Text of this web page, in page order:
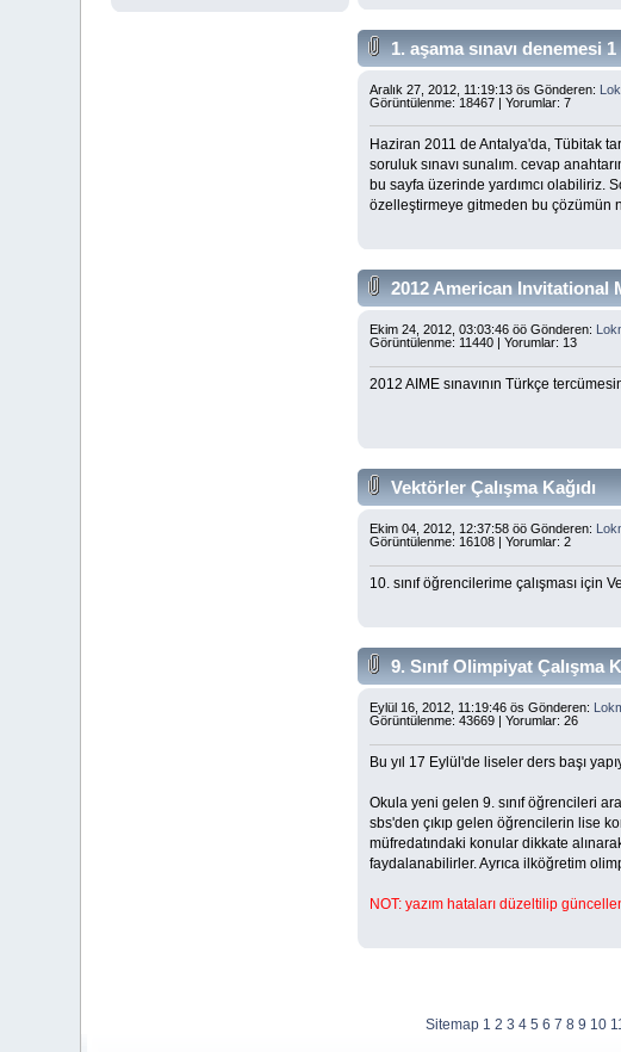
1. aşama sınavı denemesi 1
Aralık 27, 2012, 11:19:13 ös Gönderen:
Görüntülenme: 18467 | Yorumlar: 7
Haziran 2011 de Antalya'da, Tübitak
soruluk sınavı sunalım. cevap
bu sayfa üzerinde yardımcı olabiliriz.
özelleştirmeye gitmeden bu çözümün
2012 American Invitational
Ekim 24, 2012, 03:03:46 öö Gönderen:
Görüntülenme: 11440 | Yorumlar: 13
2012 AIME sınavının Türkçe
Vektörler Çalışma Kağıdı
Ekim 04, 2012, 12:37:58 öö Gönderen:
Görüntülenme: 16108 | Yorumlar: 2
10. sınıf öğrencilerime çalışması için
9. Sınıf Olimpiyat Çalışma
Eylül 16, 2012, 11:19:46 ös Gönderen:
Görüntülenme: 43669 | Yorumlar: 26
Bu yıl 17 Eylül'de liseler ders başı
Okula yeni gelen 9. sınıf öğrencileri
sbs'den çıkıp gelen öğrencilerin lise
müfredatındaki konular dikkate
faydalanabilirler. Ayrıca ilköğretim
NOT: yazım hataları düzeltilip
Sitemap 1 2 3 4 5 6 7 8 9 10 11